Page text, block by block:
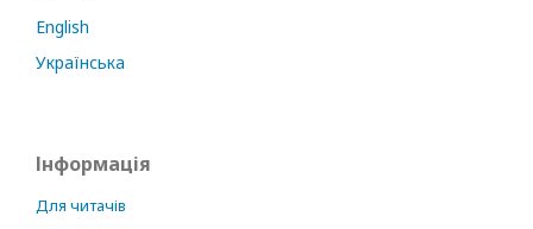
English
Українська
Інформація
Для читачів